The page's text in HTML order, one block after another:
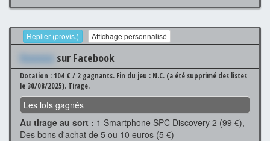
Replier (provis.) Affichage personnalisé
Xxxxxxx sur Facebook
Dotation : 104 € / 2 gagnants. Fin du jeu : N.C. (a été supprimé des listes
le 30/08/2025). Tirage.
Les lots gagnés
Au tirage au sort : 1 Smartphone SPC Discovery 2 (99 €),
Des bons d'achat de 5 ou 10 euros (5 €)